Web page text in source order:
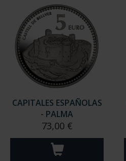
CAPITALES ESPAÑOLAS
- PALMA
73,00 €